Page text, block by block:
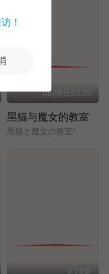
08|周日23:30
黑猫与魔女的教室
黒猫と魔女の教室/
全79集
！